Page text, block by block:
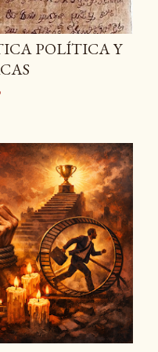
POLÍTICA Y